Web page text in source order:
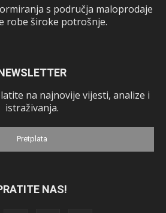
s područja maloprodaje
robe široke potrošnje.
na najnovije vijesti, analize i
istraživanja.
Pretplata
NAS!